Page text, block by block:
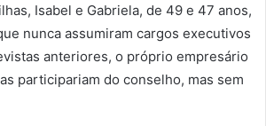
Isabel e Gabriela, de 49 e 47 anos,
nunca assumiram cargos executivos
anteriores, o próprio empresário
participariam do conselho, mas sem